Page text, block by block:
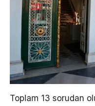
Toplam 13 sorudan